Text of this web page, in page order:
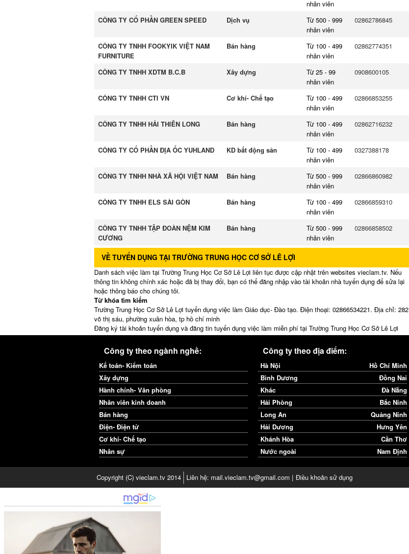
nhân viên
CÔNG TY CỔ PHẦN GREEN SPEED Dịch vụ
Từ 500 - 999
nhân viên
02862786845
CÔNG TY TNHH FOOKYIK VIỆT NAM
FURNITURE
Bán hàng
Từ 100 - 499
nhân viên
02862774351
CÔNG TY TNHH XDTM B.C.B Xây dựng
Từ 25 - 99
nhân viên
0908600105
CÔNG TY TNHH CTI VN Cơ khí- Chế tạo
Từ 100 - 499
nhân viên
02866853255
CÔNG TY TNHH HẢI THIÊN LONG Bán hàng
Từ 100 - 499
nhân viên
02862716232
CÔNG TY CỔ PHẦN ĐỊA ỐC YUHLAND KD bất động sản
Từ 100 - 499
nhân viên
0327388178
CÔNG TY TNHH NHÀ XÃ HỘI VIỆT NAM Bán hàng
Từ 500 - 999
nhân viên
02866860982
CÔNG TY TNHH ELS SÀI GÒN Bán hàng
Từ 100 - 499
nhân viên
02866859310
CÔNG TY TNHH TẬP ĐOÀN NỆM KIM
CƯƠNG
Bán hàng
Từ 500 - 999
nhân viên
02866858502
VỀ TUYỂN DỤNG TẠI TRƯỜNG TRUNG HỌC CƠ SỞ LÊ LỢI
Danh sách việc làm tại Trường Trung Học Cơ Sở Lê Lợi liên tục được cập nhật trên websites vieclam.tv. Nếu
thông tin không chính xác hoặc đã bị thay đổi, bạn có thể đăng nhập vào tài khoản nhà tuyển dụng để sửa lại
hoặc thông báo cho chúng tôi.
Từ khóa tìm kiếm
Trường Trung Học Cơ Sở Lê Lợi tuyển dụng việc làm Giáo dục- Đào tạo. Điện thoại: 02866534221. Địa chỉ: 282
võ thị sáu, phường xuân hòa, tp hồ chí minh
Đăng ký tài khoản tuyển dụng và đăng tin tuyển dụng việc làm miễn phí tại Trường Trung Học Cơ Sở Lê Lợi
Công ty theo ngành nghề:
Kế toán- Kiểm toán
Xây dựng
Hành chính- Văn phòng
Nhân viên kinh doanh
Bán hàng
Điện- Điện tử
Cơ khí- Chế tạo
Nhân sự
Công ty theo địa điểm:
Hà Nội
Hồ Chí Minh
Bình Dương
Đồng Nai
Khác
Đà Nẵng
Hải Phòng
Bắc Ninh
Long An
Quảng Ninh
Hải Dương
Hưng Yên
Khánh Hòa
Cần Thơ
Nước ngoài
Nam Định
Copyright (C) vieclam.tv 2014 Liên hệ: mail.vieclam.tv@gmail.com | Điều khoản sử dụng